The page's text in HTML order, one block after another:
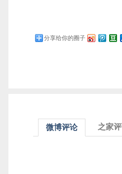
分享给你的圈子
微博评论 之家